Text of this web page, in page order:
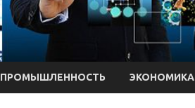
ПРОМЫШЛЕННОСТЬ ЭКОНОМИКА